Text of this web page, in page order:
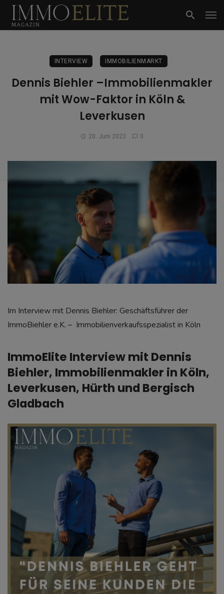
INTERVIEW IMMOBILIENMARKT
Dennis Biehler –Immobilienmakler
mit Wow-Faktor in Köln &
Leverkusen
20. Juni 2022 0
Im Interview mit Dennis Biehler: Geschäftsführer der
ImmoBiehler e.K. – Immobilienverkaufsspezialist in Köln
ImmoElite Interview mit Dennis
Biehler, Immobilienmakler in Köln,
Leverkusen, Hürth und Bergisch
Gladbach